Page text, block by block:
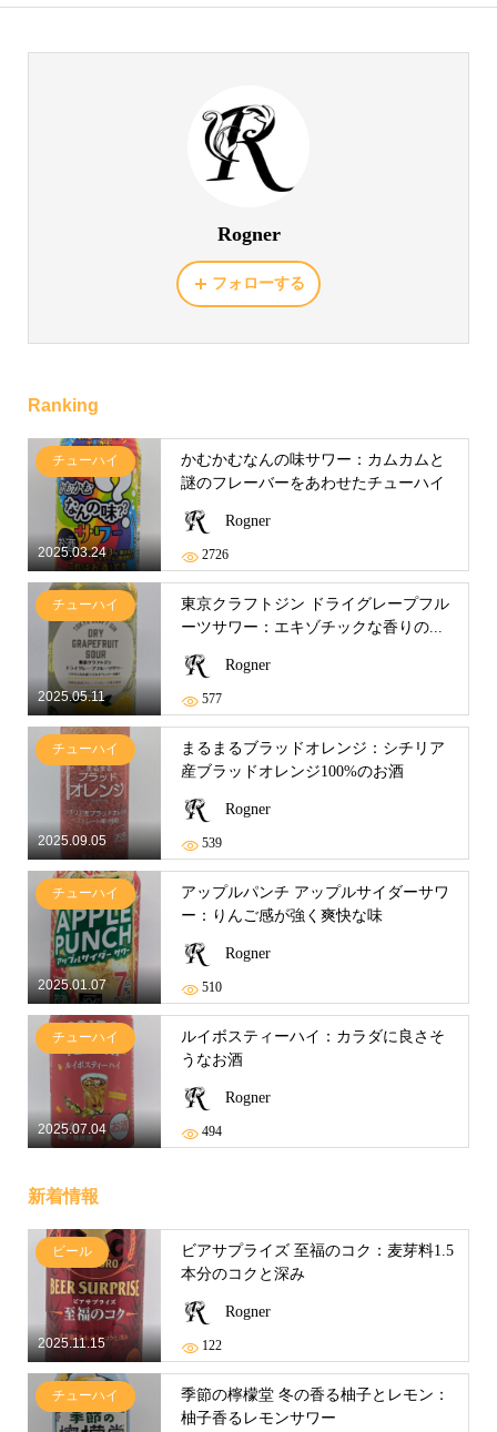
Rogner
フォローする
Ranking
2025.03.24
チューハイ
かむかむなんの味サワー：カムカムと
謎のフレーバーをあわせたチューハイ
Rogner
2726
2025.05.11
チューハイ
東京クラフトジン ドライグレープフル
ーツサワー：エキゾチックな香りの...
Rogner
577
2025.09.05
チューハイ
まるまるブラッドオレンジ：シチリア
産ブラッドオレンジ100%のお酒
Rogner
539
2025.01.07
チューハイ
アップルパンチ アップルサイダーサワ
ー：りんご感が強く爽快な味
Rogner
510
2025.07.04
チューハイ
ルイボスティーハイ：カラダに良さそ
うなお酒
Rogner
494
新着情報
2025.11.15
ビール
ビアサプライズ 至福のコク：麦芽料1.5
本分のコクと深み
Rogner
122
チューハイ
季節の檸檬堂 冬の香る柚子とレモン：
柚子香るレモンサワー